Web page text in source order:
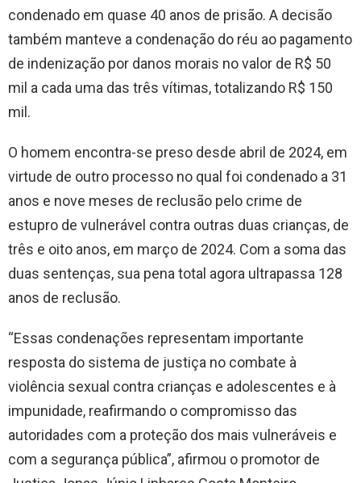
condenado em quase 40 anos de prisão. A decisão
também manteve a condenação do réu ao pagamento
de indenização por danos morais no valor de R$ 50
mil a cada uma das três vítimas, totalizando R$ 150
mil.
O homem encontra-se preso desde abril de 2024, em
virtude de outro processo no qual foi condenado a 31
anos e nove meses de reclusão pelo crime de
estupro de vulnerável contra outras duas crianças, de
três e oito anos, em março de 2024. Com a soma das
duas sentenças, sua pena total agora ultrapassa 128
anos de reclusão.
“Essas condenações representam importante
resposta do sistema de justiça no combate à
violência sexual contra crianças e adolescentes e à
impunidade, reafirmando o compromisso das
autoridades com a proteção dos mais vulneráveis e
com a segurança pública”, afirmou o promotor de